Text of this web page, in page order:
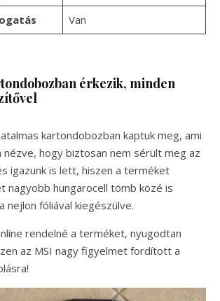
Van
érkezik, minden
kartondobozban kaptuk meg, ami
hogy biztosan nem sérült meg az
igazunk is lett, hiszen a terméket
nagyobb hungarocell tömb közé is
fóliával kiegészülve.
rendelné a terméket, nyugodtan
az MSI nagy figyelmet fordított a